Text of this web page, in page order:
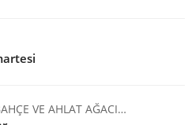
VE AHLAT AĞACI…